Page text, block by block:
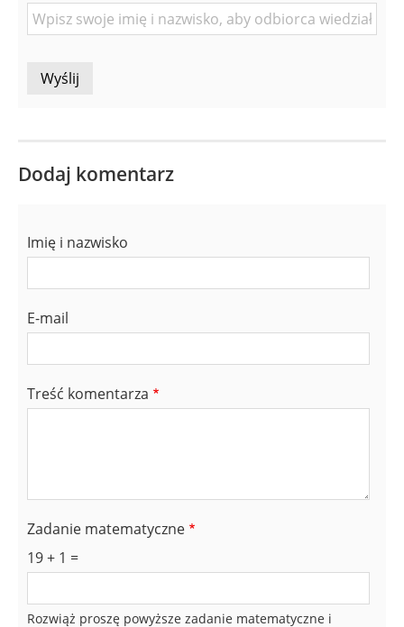
Osoby
Dodaj komentarz
Imię i nazwisko
E-mail
Treść komentarza
Zadanie matematyczne
19 + 1 =
Rozwiąż proszę powyższe zadanie matematyczne i